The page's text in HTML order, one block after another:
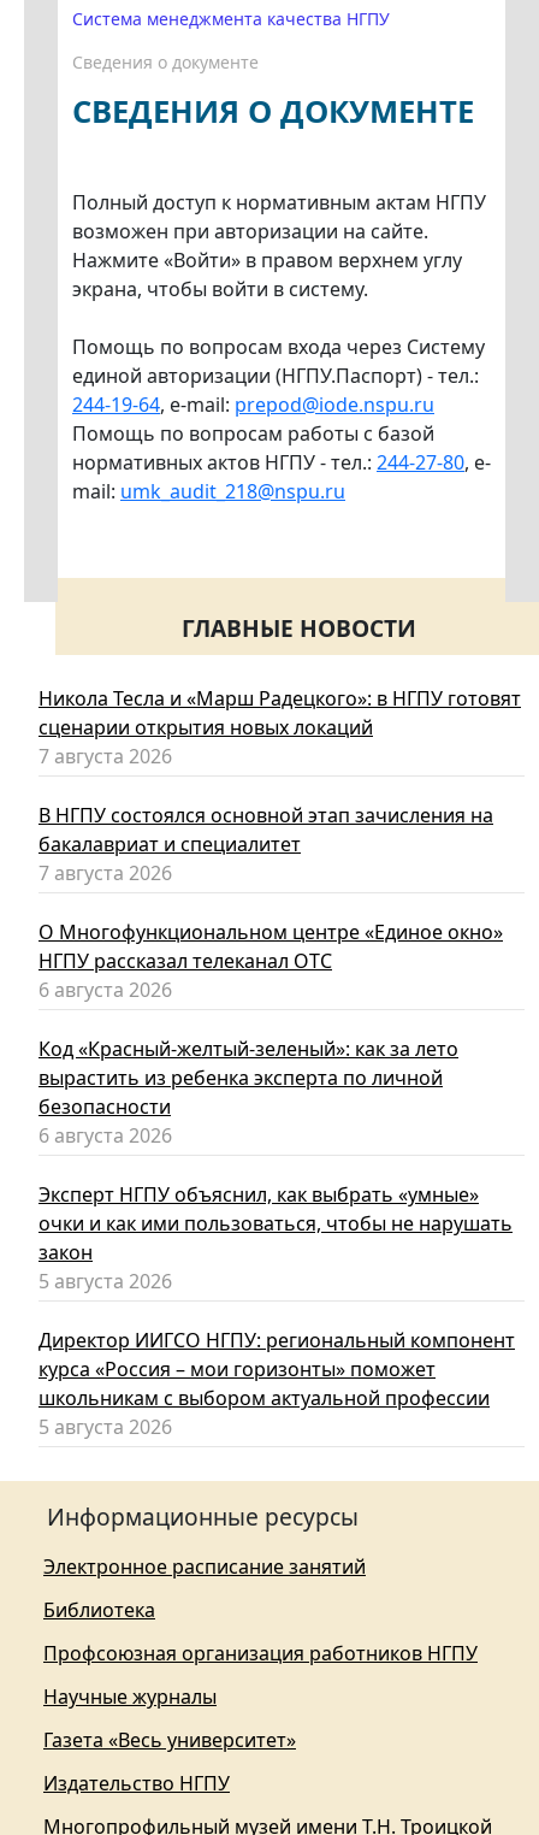
Система менеджмента качества НГПУ
Сведения о документе
СВЕДЕНИЯ О ДОКУМЕНТЕ
Полный доступ к нормативным актам НГПУ
возможен при авторизации на сайте.
Нажмите «Войти» в правом верхнем углу
экрана, чтобы войти в систему.
Помощь по вопросам входа через Систему
единой авторизации (НГПУ.Паспорт) - тел.:
244-19-64, e-mail: prepod@iode.nspu.ru
Помощь по вопросам работы с базой
нормативных актов НГПУ - тел.: 244-27-80, e-
mail: umk_audit_218@nspu.ru
ГЛАВНЫЕ НОВОСТИ
Никола Тесла и «Марш Радецкого»: в НГПУ готовят
сценарии открытия новых локаций
7 августа 2026
В НГПУ состоялся основной этап зачисления на
бакалавриат и специалитет
7 августа 2026
О Многофункциональном центре «Единое окно»
НГПУ рассказал телеканал ОТС
6 августа 2026
Код «Красный-желтый-зеленый»: как за лето
вырастить из ребенка эксперта по личной
безопасности
6 августа 2026
Эксперт НГПУ объяснил, как выбрать «умные»
очки и как ими пользоваться, чтобы не нарушать
закон
5 августа 2026
Директор ИИГСО НГПУ: региональный компонент
курса «Россия – мои горизонты» поможет
школьникам с выбором актуальной профессии
5 августа 2026
Информационные ресурсы
Электронное расписание занятий
Библиотека
Профсоюзная организация работников НГПУ
Научные журналы
Газета «Весь университет»
Издательство НГПУ
Многопрофильный музей имени Т.Н. Троицкой